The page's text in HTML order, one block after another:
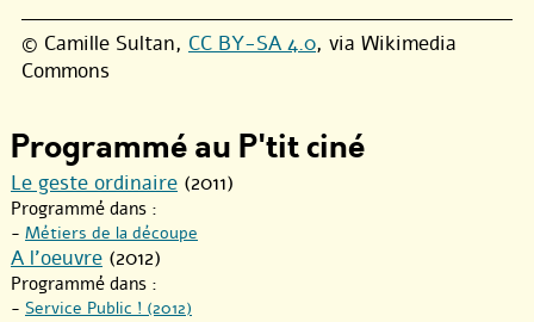
© Camille Sultan, CC BY-SA 4.0, via Wikimedia
Commons
Programmé au P'tit ciné
Le geste ordinaire (2011)
Programmé dans :
- Métiers de la découpe
A l’oeuvre (2012)
Programmé dans :
- Service Public ! (2012)